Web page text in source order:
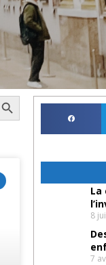
Button
La
8
7